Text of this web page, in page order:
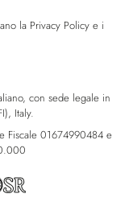
la Privacy Policy e i
con sede legale in
Italy.
Fiscale 01674990484 e